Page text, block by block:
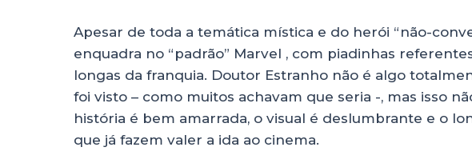
Apesar de toda a temática mística e do herói “não-
enquadra no “padrão” Marvel , com piadinhas
longas da franquia. Doutor Estranho não é algo
foi visto – como muitos achavam que seria -, mas isso
história é bem amarrada, o visual é deslumbrante e o
que já fazem valer a ida ao cinema.